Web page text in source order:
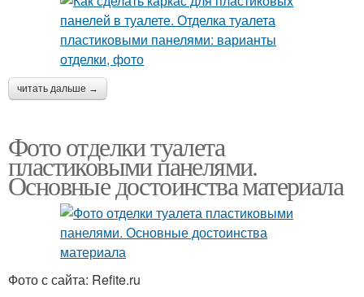
читать дальше →
Фото отделки туалета
пластиковыми панелями.
Основные достоинства материала
Фото с сайта: Refite.ru